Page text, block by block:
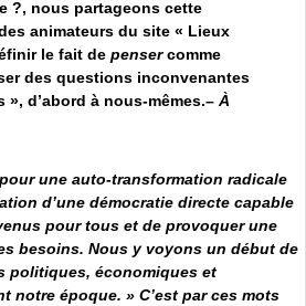
?, nous partageons cette
animateurs du site « Lieux
le fait de pensercomme
des questions inconvenantes
», d’abord à nous-mêmes.– À
une auto-transformation radicale
d’une démocratie directe capable
pour tous et de provoquer une
besoins. Nous y voyons un début de
politiques, économiques et
notre époque. » C’est par ces mots